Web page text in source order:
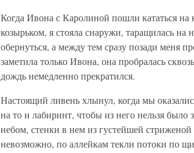
Когда Ивона с Каролиной пошли кататься
козырьком, я стояла снаружи, таращилась
обернуться, а между тем сразу позади меня
заметила только Ивона, она пробралась
дождь немедленно прекратился.
Настоящий ливень хлынул, когда мы
на то и лабиринт, чтобы из него нельзя
небом, стенки в нем из густейшей
невозможно, по аллейкам текли потоки по